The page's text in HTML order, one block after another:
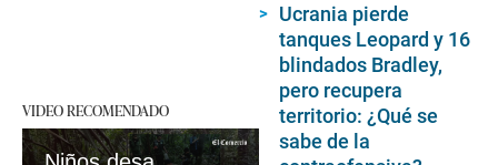
VIDEO RECOMENDADO
Ucrania pierde
tanques Leopard y 16
blindados Bradley,
pero recupera
territorio: ¿Qué se
sabe de la